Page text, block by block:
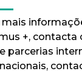
mais
+,
parcerias